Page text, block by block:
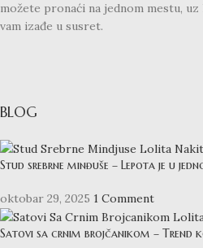
možete pronaći na jednom mestu,
vam izađe u susret.
BLOG
Stud srebrne minđuše – Lepota je u
oktobar 29, 2025 1 Comment
Satovi sa crnim brojčanikom – Trend